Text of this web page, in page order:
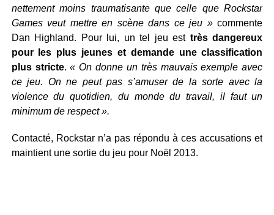
nettement moins traumatisante que celle que Rockstar
Games veut mettre en scène dans ce jeu »commente
Dan Highland. Pour lui, un tel jeu est très dangereux
pour les plus jeunes et demande une classification
plus stricte. « On donne un très mauvais exemple avec
ce jeu. On ne peut pas s’amuser de la sorte avec la
violence du quotidien, du monde du travail, il faut un
minimum de respect ».
Contacté, Rockstar n’a pas répondu à ces accusations et
maintient une sortie du jeu pour Noël 2013.